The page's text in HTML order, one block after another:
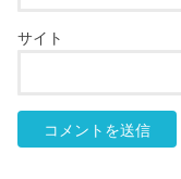
サイト